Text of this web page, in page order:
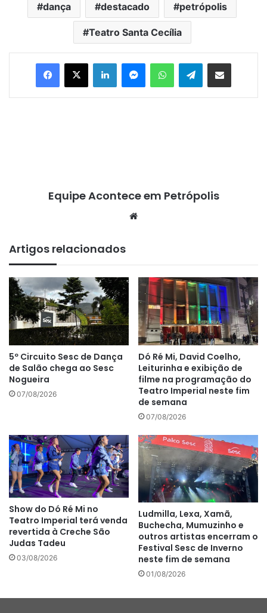
dança destacado petrópolis
Teatro Santa Cecília
Telegram
Equipe Acontece em Petrópolis
Artigos relacionados
5º Circuito Sesc de Dança
de Salão chega ao Sesc
Nogueira
07/08/2026
Dó Ré Mi, David Coelho,
Leiturinha e exibição de
filme na programação do
Teatro Imperial neste fim
de semana
07/08/2026
Show do Dó Ré Mi no
Teatro Imperial terá venda
revertida à Creche São
Judas Tadeu
03/08/2026
Ludmilla, Lexa, Xamã,
Buchecha, Mumuzinho e
outros artistas encerram o
Festival Sesc de Inverno
neste fim de semana
01/08/2026